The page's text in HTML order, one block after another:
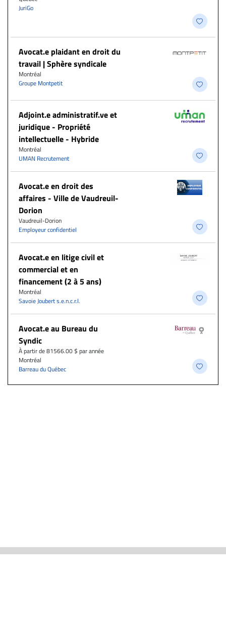
JuriGo
Avocat.e plaidant en droit du
travail | Sphère syndicale
Montréal
Groupe Montpetit
Adjoint.e administratif.ve et
juridique - Propriété
intellectuelle - Hybride
Montréal
UMAN Recrutement
Avocat.e en droit des
affaires - Ville de Vaudreuil-
Dorion
Vaudreuil-Dorion
Employeur confidentiel
Avocat.e en litige civil et
commercial et en
financement (2 à 5 ans)
Montréal
Savoie Joubert s.e.n.c.r.l.
Avocat.e au Bureau du
Syndic
À partir de 81566.00 $ par année
Montréal
Barreau du Québec